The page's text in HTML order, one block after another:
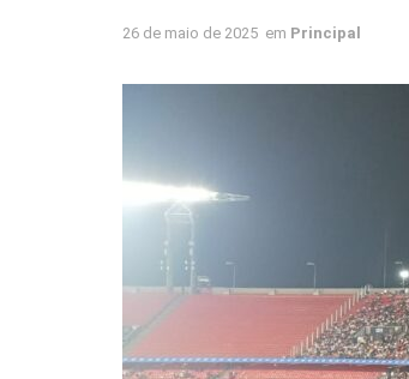
26 de maio de 2025 em Principal